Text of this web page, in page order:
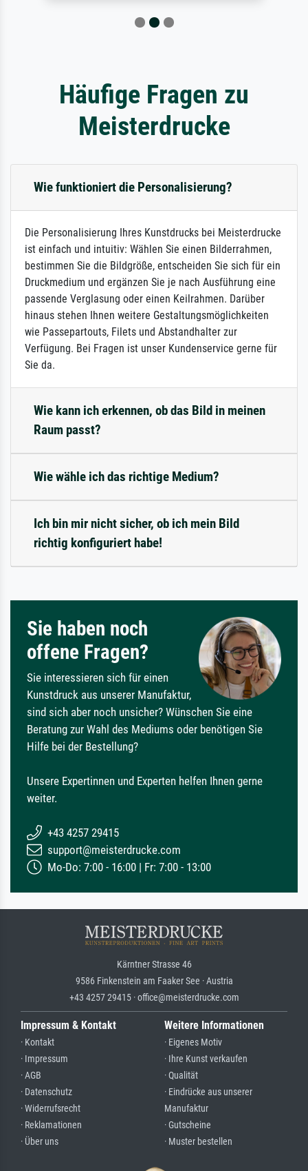
Häufige Fragen zu
Meisterdrucke
Wie funktioniert die Personalisierung?
Die Personalisierung Ihres Kunstdrucks bei Meisterdrucke
ist einfach und intuitiv: Wählen Sie einen Bilderrahmen,
bestimmen Sie die Bildgröße, entscheiden Sie sich für ein
Druckmedium und ergänzen Sie je nach Ausführung eine
passende Verglasung oder einen Keilrahmen. Darüber
hinaus stehen Ihnen weitere Gestaltungsmöglichkeiten
wie Passepartouts, Filets und Abstandhalter zur
Verfügung. Bei Fragen ist unser Kundenservice gerne für
Sie da.
Wie kann ich erkennen, ob das Bild in meinen
Raum passt?
Wie wähle ich das richtige Medium?
Ich bin mir nicht sicher, ob ich mein Bild
richtig konfiguriert habe!
Sie haben noch
offene Fragen?
Sie interessieren sich für einen
Kunstdruck aus unserer Manufaktur,
sind sich aber noch unsicher? Wünschen Sie eine
Beratung zur Wahl des Mediums oder benötigen Sie
Hilfe bei der Bestellung?
Unsere Expertinnen und Experten helfen Ihnen gerne
weiter.
+43 4257 29415
support@meisterdrucke.com
Mo-Do: 7:00 - 16:00 | Fr: 7:00 - 13:00
Kärntner Strasse 46
9586 Finkenstein am Faaker See · Austria
+43 4257 29415 · office@meisterdrucke.com
Impressum & Kontakt
· Kontakt
· Impressum
· AGB
· Datenschutz
· Widerrufsrecht
· Reklamationen
· Über uns
Weitere Informationen
· Eigenes Motiv
· Ihre Kunst verkaufen
· Qualität
· Eindrücke aus unserer
Manufaktur
· Gutscheine
· Muster bestellen